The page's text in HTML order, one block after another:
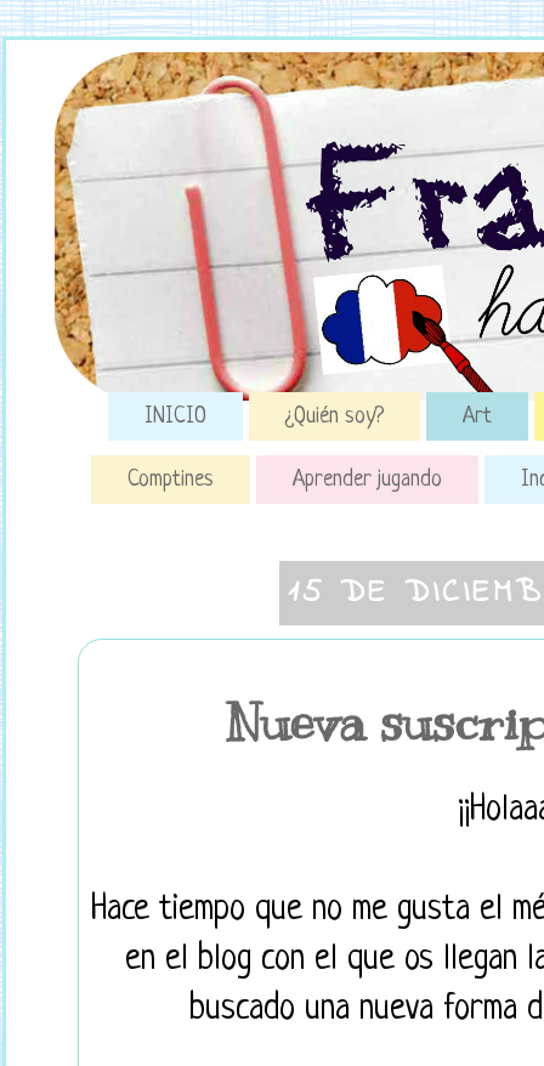
INICIO ¿Quién soy? Art
Comptines Aprender jugando
15 DE
Nueva
Hace tiempo que no me gusta el
en el blog con el que os llegan
buscado una nueva forma